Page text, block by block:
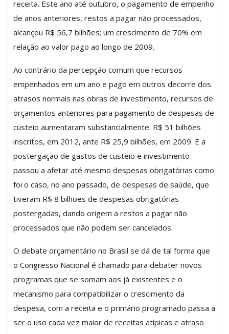
receita. Este ano até outubro, o pagamento de empenho
de anos anteriores, restos a pagar não processados,
alcançou R$ 56,7 bilhões; um crescimento de 70% em
relação ao valor pago ao longo de 2009.
Ao contrário da percepção comum que recursos
empenhados em um ano e pago em outros decorre dos
atrasos normais nas obras de investimento, recursos de
orçamentos anteriores para pagamento de despesas de
custeio aumentaram substancialmente: R$ 51 bilhões
inscritos, em 2012, ante R$ 25,9 bilhões, em 2009. E a
postergação de gastos de custeio e investimento
passou a afetar até mesmo despesas obrigatórias como
foi o caso, no ano passado, de despesas de saúde, que
tiveram R$ 8 bilhões de despesas obrigatórias
postergadas, dando origem a restos a pagar não
processados que não podem ser cancelados.
O debate orçamentário no Brasil se dá de tal forma que
o Congresso Nacional é chamado para debater novos
programas que se somam aos já existentes e o
mecanismo para compatibilizar o crescimento da
despesa, com a receita e o primário programado passa a
ser o uso cada vez maior de receitas atípicas e atraso